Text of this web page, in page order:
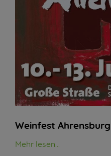
Weinfest Ahrensburg
Mehr lesen...